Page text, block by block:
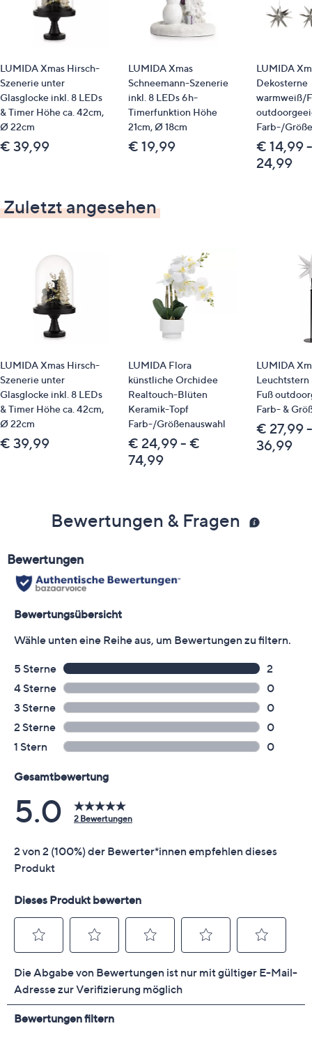
LUMIDA Xmas Hirsch-
Szenerie unter
Glasglocke inkl. 8 LEDs
& Timer Höhe ca. 42cm,
Ø 22cm
€ 39,99
LUMIDA Xmas
Schneemann-Szenerie
inkl. 8 LEDs 6h-
Timerfunktion Höhe
21cm, Ø 18cm
€ 19,99
LUMIDA
Dekosterne
warmweiß/
Farb-/
€ 14,99
24,99
Zuletzt angesehen
LUMIDA Xmas Hirsch-
Szenerie unter
Glasglocke inkl. 8 LEDs
& Timer Höhe ca. 42cm,
Ø 22cm
€ 39,99
LUMIDA Flora
künstliche Orchidee
Realtouch-Blüten
Keramik-Topf
Farb-/Größenauswahl
€ 24,99 - €
74,99
LUMIDA
Fuß
Farb- &
€ 27,99
36,99
Bewertungen & Fragen